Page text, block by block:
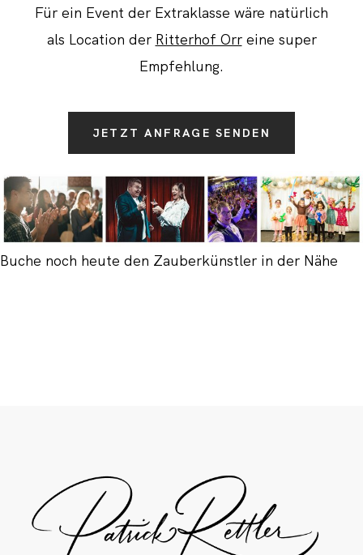
Für ein Event der Extraklasse wäre natürlich
als Location der Ritterhof Orreine super
Empfehlung.
JETZT ANFRAGE SENDEN
Buche noch heute den Zauberkünstler in der Nähe